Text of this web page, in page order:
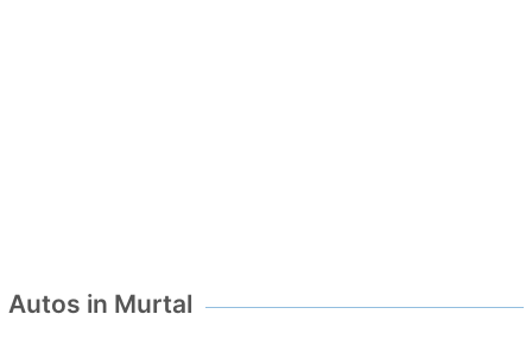
Autos in Murtal